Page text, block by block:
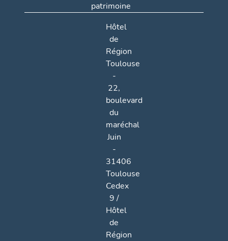
patrimoine
Hôtel
de
Région
Toulouse
-
22,
boulevard
du
maréchal
Juin
-
31406
Toulouse
Cedex
9 /
Hôtel
de
Région